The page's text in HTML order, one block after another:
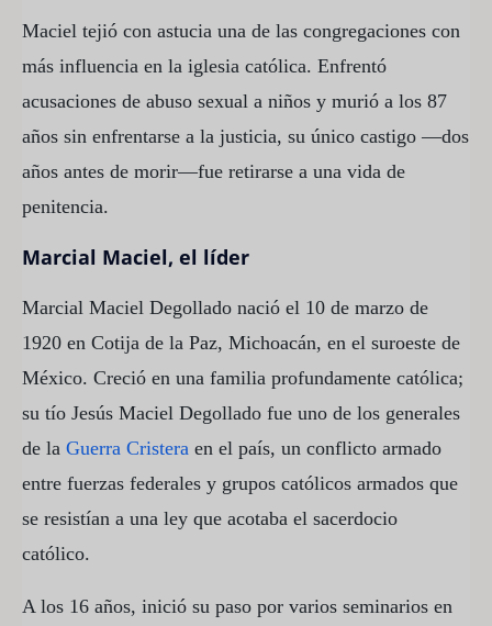
Maciel tejió con astucia una de las congregaciones con
más influencia en la iglesia católica. Enfrentó
acusaciones de abuso sexual a niños y murió a los 87
años sin enfrentarse a la justicia, su único castigo —dos
años antes de morir—fue retirarse a una vida de
penitencia.
Marcial Maciel, el líder
Marcial Maciel Degollado nació el 10 de marzo de
1920 en Cotija de la Paz, Michoacán, en el suroeste de
México. Creció en una familia profundamente católica;
su tío Jesús Maciel Degollado fue uno de los generales
de la Guerra Cristera en el país, un conflicto armado
entre fuerzas federales y grupos católicos armados que
se resistían a una ley que acotaba el sacerdocio
católico.
A los 16 años, inició su paso por varios seminarios en